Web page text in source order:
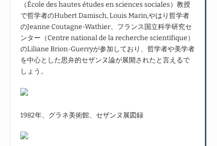
（École des hautes études en sciences sociales）教授
で哲学者のHubert Damisch, Louis Marin,やはり哲学者
のJeanne Coutagne-Wathier、フランス国立科学研究セ
ンター（Centre national de la recherche scientifique）
のLiliane Brion-Guerryが参加しており、哲学者や美学者
を中心とした思弁的セザンヌ論が展開されたと言えるで
しょう。
1982年、グラネ美術館、セザンヌ展図録